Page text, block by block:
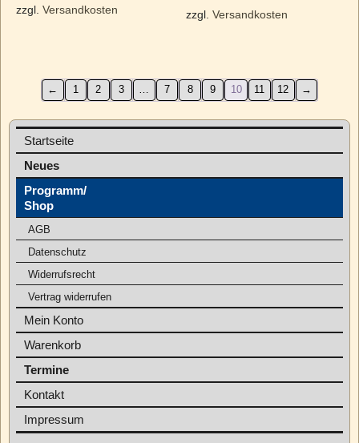
zzgl. Versandkosten zzgl.Versandkosten
← 1 2 3 … 7 8 9 10 11 12 →
Startseite
Neues
Programm/
Shop
AGB
Datenschutz
Widerrufsrecht
Vertrag widerrufen
Mein Konto
Warenkorb
Termine
Kontakt
Impressum